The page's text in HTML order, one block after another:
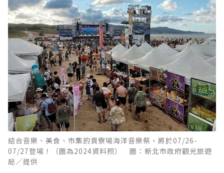
結合音樂、美食、市集的貢寮場海洋音樂祭，將於07/26-
07/27登場！（圖為2024資料照） 圖：新北市政府觀光旅遊
局／提供